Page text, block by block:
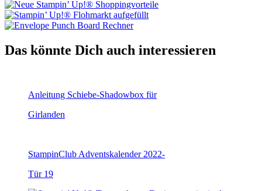
Das könnte Dich auch interessieren
Anleitung Schiebe-Shadowbox für
Girlanden
StampinClub Adventskalender 2022-
Tür 19